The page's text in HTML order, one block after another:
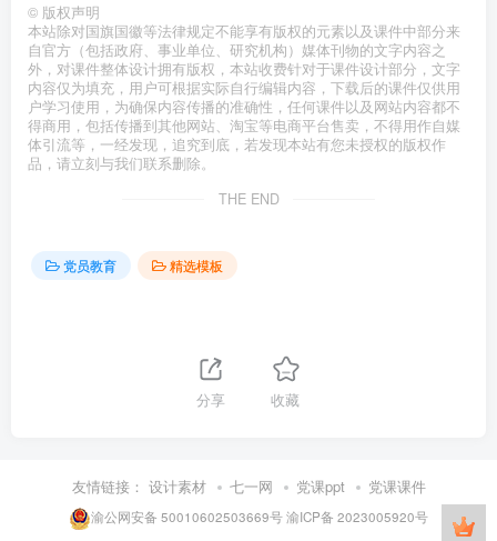
© 版权声明
本站除对国旗国徽等法律规定不能享有版权的元素以及课件中部分来
自官方（包括政府、事业单位、研究机构）媒体刊物的文字内容之
外，对课件整体设计拥有版权，本站收费针对于课件设计部分，文字
内容仅为填充，用户可根据实际自行编辑内容，下载后的课件仅供用
户学习使用，为确保内容传播的准确性，任何课件以及网站内容都不
得商用，包括传播到其他网站、淘宝等电商平台售卖，不得用作自媒
体引流等，一经发现，追究到底，若发现本站有您未授权的版权作
品，请立刻与我们联系删除。
THE END
党员教育 精选模板
分享 收藏
友情链接： 设计素材 七一网 党课ppt 党课课件
渝公网安备 50010602503669号渝ICP备 2023005920号